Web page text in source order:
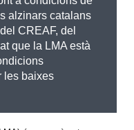
alzinars catalans
CREAF, del
que la LMA està
les baixes